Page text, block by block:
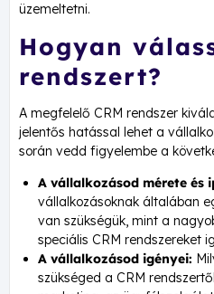
üzemeltetni.
Hogyan
rendszert?
A megfelelő CRM rendszer
jelentős hatással lehet a
során vedd figyelembe a
A vállalkozásod mérete és
vállalkozásoknak általában
van szükségük, mint a
speciális CRM rendszereket
A vállalkozásod igényei:
szükséged a CRM